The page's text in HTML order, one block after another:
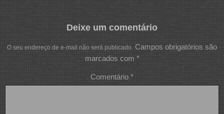
Deixe um comentário
O seu endereço de e-mail não será publicado. Campos obrigatórios são
marcados com *
Comentário *